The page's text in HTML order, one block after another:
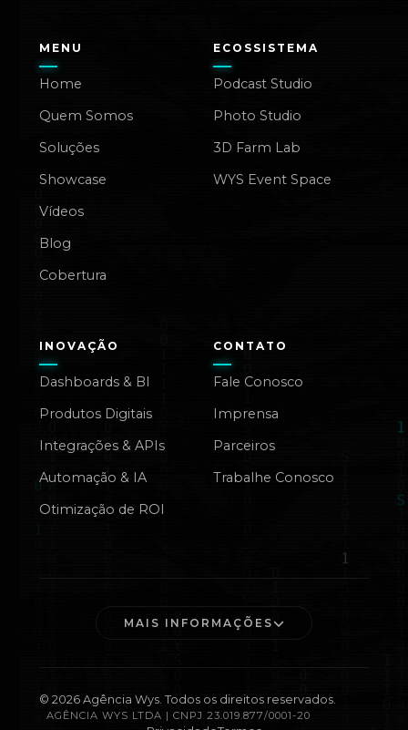
MENU
Home
Quem Somos
Soluções
Showcase
Vídeos
Blog
Cobertura
ECOSSISTEMA
Podcast Studio
Photo Studio
3D Farm Lab
WYS Event Space
INOVAÇÃO
Dashboards & BI
Produtos Digitais
Integrações & APIs
Automação & IA
Otimização de ROI
CONTATO
Fale Conosco
Imprensa
Parceiros
Trabalhe Conosco
MAIS INFORMAÇÕES
© 2026Agência Wys. Todos os direitos reservados.
AGÊNCIA WYS LTDA | CNPJ 23.019.877/0001-20